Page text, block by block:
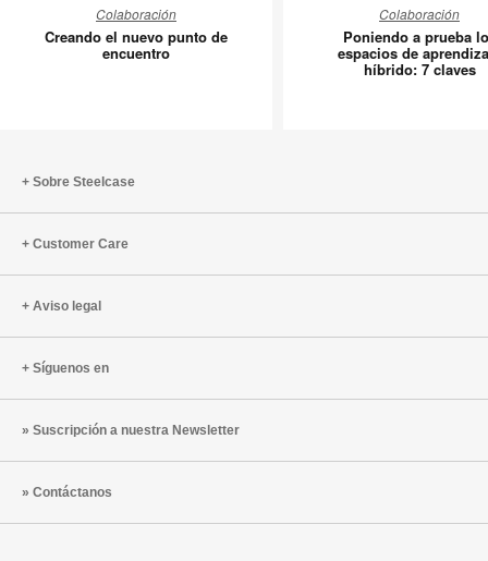
el
nuevo
Colaboración
Creando el nuevo punto de
encuentro
a
prueba
los
Colaboración
Poniendo a prueba
espacios de
híbrido: 7 claves
Sobre Steelcase
Customer Care
Aviso legal
Síguenos en
Suscripción a nuestra Newsletter
Contáctanos